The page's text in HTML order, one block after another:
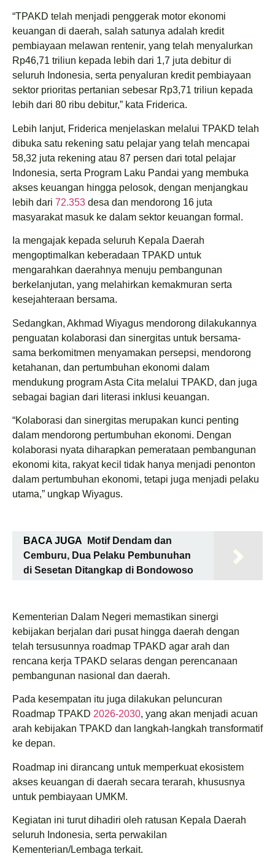
“TPAKD telah menjadi penggerak motor ekonomi
keuangan di daerah, salah satunya adalah kredit
pembiayaan melawan rentenir, yang telah menyalurkan
Rp46,71 triliun kepada lebih dari 1,7 juta debitur di
seluruh Indonesia, serta penyaluran kredit pembiayaan
sektor prioritas pertanian sebesar Rp3,71 triliun kepada
lebih dari 80 ribu debitur,” kata Friderica.
Lebih lanjut, Friderica menjelaskan melalui TPAKD telah
dibuka satu rekening satu pelajar yang telah mencapai
58,32 juta rekening atau 87 persen dari total pelajar
Indonesia, serta Program Laku Pandai yang membuka
akses keuangan hingga pelosok, dengan menjangkau
lebih dari 72.353 desa dan mendorong 16 juta
masyarakat masuk ke dalam sektor keuangan formal.
Ia mengajak kepada seluruh Kepala Daerah
mengoptimalkan keberadaan TPAKD untuk
mengarahkan daerahnya menuju pembangunan
berkelanjutan, yang melahirkan kemakmuran serta
kesejahteraan bersama.
Sedangkan, Akhmad Wiyagus mendorong dilakukannya
penguatan kolaborasi dan sinergitas untuk bersama-
sama berkomitmen menyamakan persepsi, mendorong
ketahanan, dan pertumbuhan ekonomi dalam
mendukung program Asta Cita melalui TPAKD, dan juga
sebagai bagian dari literasi inklusi keuangan.
“Kolaborasi dan sinergitas merupakan kunci penting
dalam mendorong pertumbuhan ekonomi. Dengan
kolaborasi nyata diharapkan pemerataan pembangunan
ekonomi kita, rakyat kecil tidak hanya menjadi penonton
dalam pertumbuhan ekonomi, tetapi juga menjadi pelaku
utama,” ungkap Wiyagus.
BACA JUGA
Motif Dendam dan
Cemburu, Dua Pelaku Pembunuhan
di Sesetan Ditangkap di Bondowoso
Kementerian Dalam Negeri memastikan sinergi
kebijakan berjalan dari pusat hingga daerah dengan
telah tersusunnya roadmap TPAKD agar arah dan
rencana kerja TPAKD selaras dengan perencanaan
pembangunan nasional dan daerah.
Pada kesempatan itu juga dilakukan peluncuran
Roadmap TPAKD 2026-2030, yang akan menjadi acuan
arah kebijakan TPAKD dan langkah-langkah transformatif
ke depan.
Roadmap ini dirancang untuk memperkuat ekosistem
akses keuangan di daerah secara terarah, khususnya
untuk pembiayaan UMKM.
Kegiatan ini turut dihadiri oleh ratusan Kepala Daerah
seluruh Indonesia, serta perwakilan
Kementerian/Lembaga terkait.